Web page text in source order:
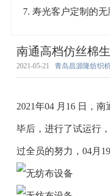
7. 寿光客户定制的
南通高档仿丝棉
2021-05-21 青岛昌源隆纺织
2021年04 月16 日，
毕后，进行了试运行
过全员的努力，04月